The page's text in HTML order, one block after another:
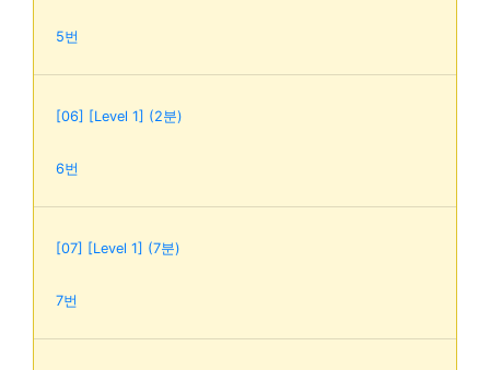
5번
[06] [Level 1] (2분)
6번
[07] [Level 1] (7분)
7번